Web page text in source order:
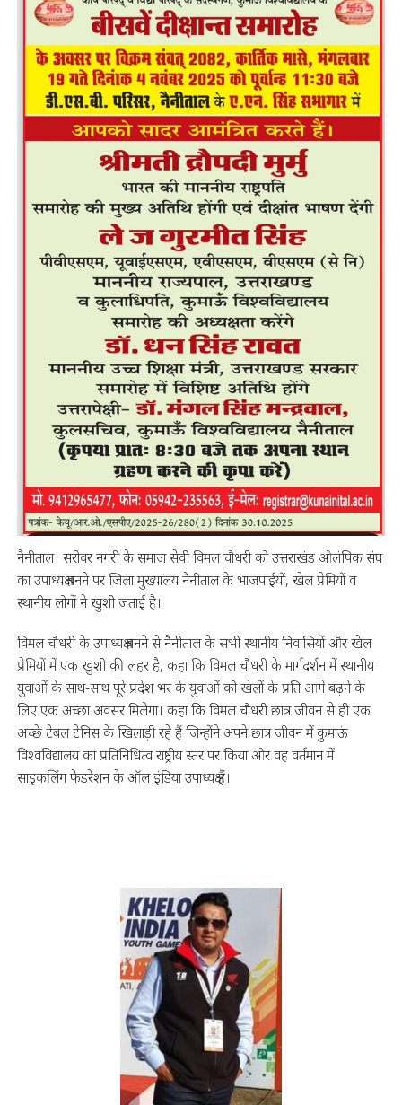
नैनीताल। सरोवर नगरी के समाज सेवी विमल चौधरी को उत्तराखंड ओलंपिक संघ
का उपाध्यक्ष बनने पर जिला मुख्यालय नैनीताल के भाजपाईयों, खेल प्रेमियों व
स्थानीय लोगों ने खुशी जताई है।
विमल चौधरी के उपाध्यक्ष बनने से नैनीताल के सभी स्थानीय निवासियों और खेल
प्रेमियों में एक खुशी की लहर है, कहा कि विमल चौधरी के मार्गदर्शन में स्थानीय
युवाओं के साथ-साथ पूरे प्रदेश भर के युवाओं को खेलों के प्रति आगे बढ़ने के
लिए एक अच्छा अवसर मिलेगा। कहा कि विमल चौधरी छात्र जीवन से ही एक
अच्छे टेबल टेनिस के खिलाड़ी रहे हैं जिन्होंने अपने छात्र जीवन में कुमाऊं
विश्वविद्यालय का प्रतिनिधित्व राष्ट्रीय स्तर पर किया और वह वर्तमान में
साइकलिंग फेडरेशन के ऑल इंडिया उपाध्यक्ष हैं।